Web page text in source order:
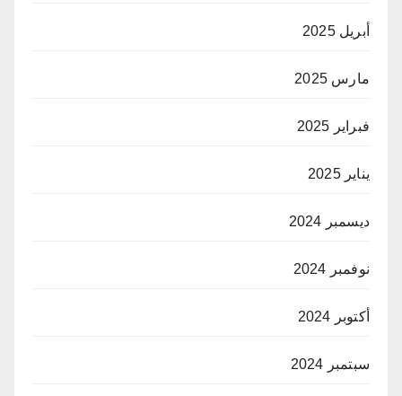
أبريل 2025
مارس 2025
فبراير 2025
يناير 2025
ديسمبر 2024
نوفمبر 2024
أكتوبر 2024
سبتمبر 2024